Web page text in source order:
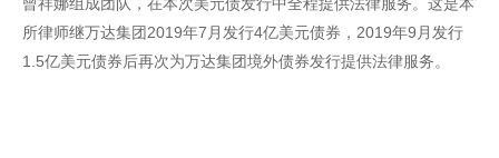
所律师继万达集团2019年7月发行4亿美元债券，2019年9月发行
1.5亿美元债券后再次为万达集团境外债券发行提供法律服务。